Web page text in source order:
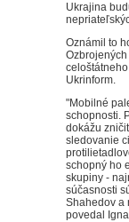
Ukrajina
Oznámil to
Ukrinform.
"Mobilné
schopnosti.
dokážu
sledovanie
schopný ho
skupiny -
súčasnosti
Shahedov a
povedal